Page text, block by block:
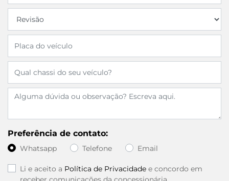
Preferência de contato:
Whatsapp Telefone Email
Li e aceito a Política de Privacidade e concordo em